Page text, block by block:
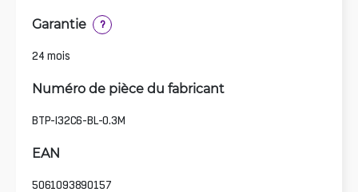
Garantie ?
24 mois
Numéro de pièce du fabricant
BTP-I32C6-BL-0.3M
EAN
5061093890157